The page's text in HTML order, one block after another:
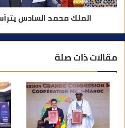
الملك محمد السادس
مقالات ذات صلة